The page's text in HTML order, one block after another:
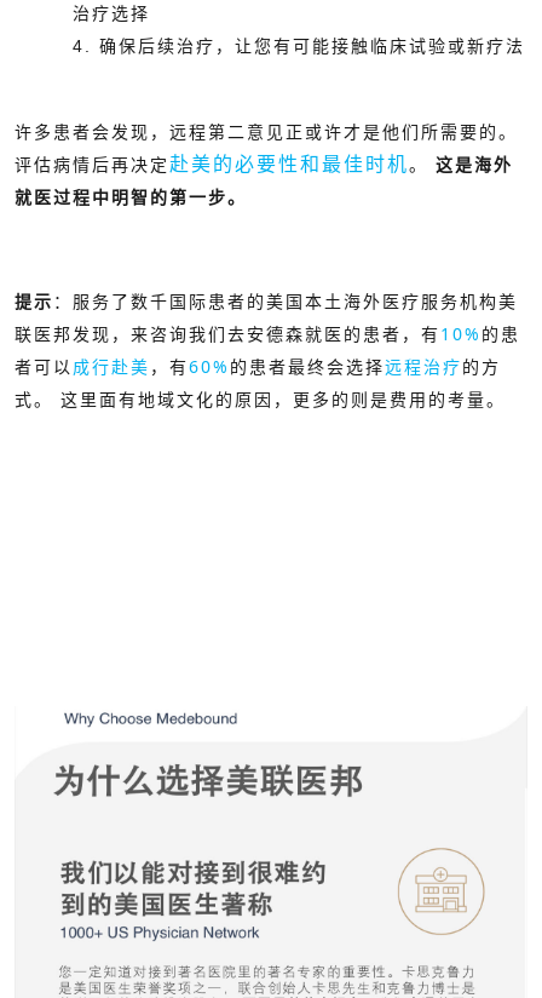
治疗选择
4. 确保后续治疗，让您有可能接触临床试验或新疗法
许多患者会发现，远程第二意见正或许才是他们所需要的。
评估病情后再决定赴美的必要性和最佳时机。
这是海外
就医过程中明智的第一步。
提示 ：服务了数千国际患者的美国本土海外医疗服务机构美
联医邦发现，来咨询我们去安德森就医的患者，有10% 的患
者可以 成行赴美 ，有60% 的患者最终会选择远程治疗的方
式。 这里面有地域文化的原因，更多的则是费用的考量。